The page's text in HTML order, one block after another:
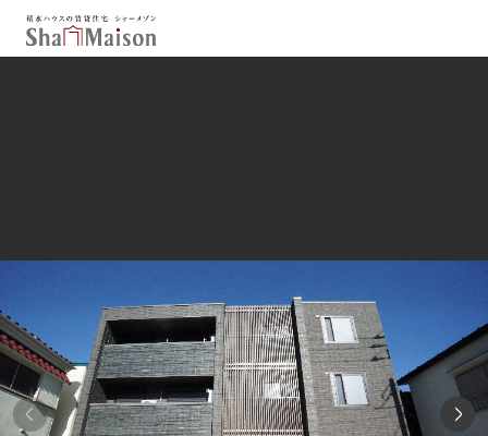
市区郡・路線・駅から探す
通勤・通学時間から探す
地図から探す